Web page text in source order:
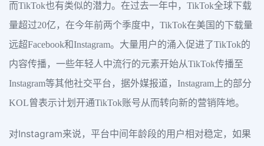
而TikTok也有类似的潜力。在过去一年中，TikTok全球下载
量超过20亿，在今年前两个季度中，TikTok在美国的下载量
远超Facebook和Instagram。大量用户的涌入促进了TikTok的
内容传播，一些年轻人中流行的元素开始从TikTok传播至
Instagram等其他社交平台，据外媒报道，Instagram上的部分
KOL曾表示计划开通TikTok账号从而转向新的营销阵地。
对Instagram来说，平台中间年龄段的用户相对稳定，如果